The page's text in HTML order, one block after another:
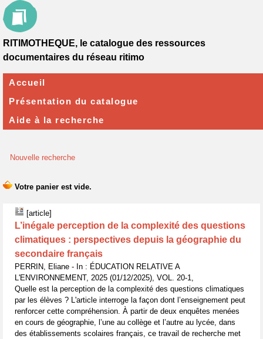
Nouvelle recherche
[article]
L’inégale perception de la complexité des questions
climatiques : perspectives depuis la géographie du
secondaire français
PERRIN, Eliane - In : ÉDUCATION RELATIVE A
L'ENVIRONNEMENT, 2025 (01/12/2025), VOL. 20-1,
Quelle est la perception de la complexité des questions climatiques
par les élèves ? L'article interroge la façon dont l’enseignement peut
renforcer cette compréhension. À partir de deux enquêtes menées
en cours de géographie, l’une au collège et l’autre au lycée, dans
des établissements scolaires français, ce travail de recherche met
RITIMOTHEQUE, le catalogue des ressources
documentaires du réseau ritimo
Accueil
Présentation du catalogue
Aide à la recherche